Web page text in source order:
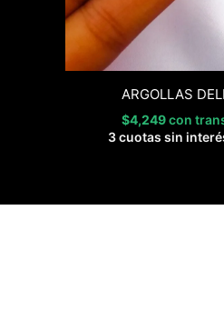
ARGOLLAS
$4,249con
3 cuotas sin